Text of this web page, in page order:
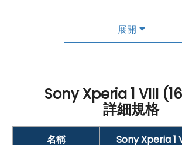
與石墨烯散熱技術，可有效提升散熱效率
時仍能維持良好效能輸出。容量方面，
2TB，照片、影片與大型檔案都能更安心
雙卡雙待、Wi-Fi
，行動上網與日常支付更便利。續
展開
Sony Xperia 1 VIII
詳細規格
名稱
Sony Xperia 1